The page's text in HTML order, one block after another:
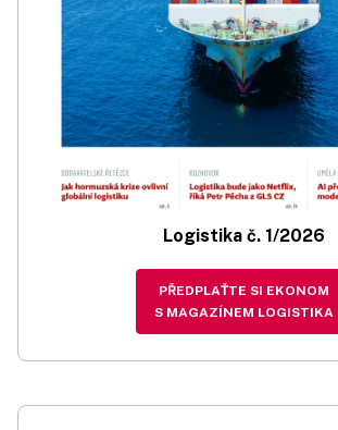
Logistika č. 1/2026
PŘEDPLAŤTE SI EKONOM
S MAGAZÍNEM LOGISTIKA